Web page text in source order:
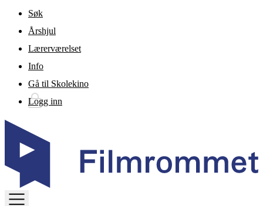
Gå til hovedinnhold
Søk
Årshjul
Lærerværelset
Info
Gå til Skolekino
Logg inn